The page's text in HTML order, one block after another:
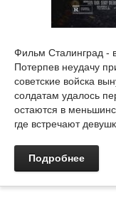
Фильм Сталинград -
Потерпев неудачу
советские войска
солдатам удалось
остаются в
где встречают
Подробнее